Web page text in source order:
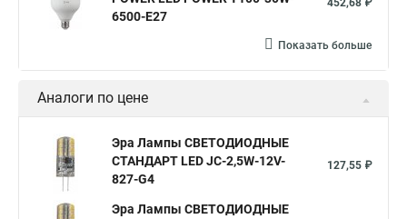
6500-E27
452,68 ₽
Показать больше
Аналоги по цене
Эра Лампы СВЕТОДИОДНЫЕ
СТАНДАРТ LED JC-2,5W-12V-
827-G4
127,55 ₽
Эра Лампы СВЕТОДИОДНЫЕ